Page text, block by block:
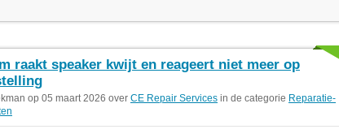
raakt speaker kwijt en reageert niet meer op
op 05 maart 2026 over CE Repair Services in de categorie Reparatie-